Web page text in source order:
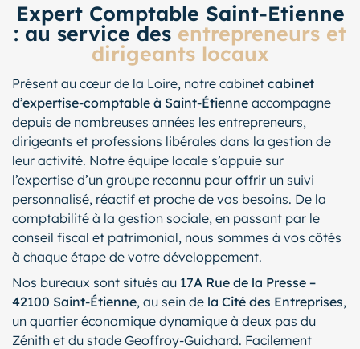
Expert Comptable Saint-Etienne
: au service des entrepreneurs et
dirigeants locaux
Présent au cœur de la Loire, notre cabinet cabinet
d’expertise-comptable à Saint-Étienne accompagne
depuis de nombreuses années les entrepreneurs,
dirigeants et professions libérales dans la gestion de
leur activité. Notre équipe locale s’appuie sur
l’expertise d’un groupe reconnu pour offrir un suivi
personnalisé, réactif et proche de vos besoins. De la
comptabilité à la gestion sociale, en passant par le
conseil fiscal et patrimonial, nous sommes à vos côtés
à chaque étape de votre développement.
Nos bureaux sont situés au 17A Rue de la Presse –
42100 Saint-Étienne, au sein de la Cité des Entreprises,
un quartier économique dynamique à deux pas du
Zénith et du stade Geoffroy-Guichard. Facilement